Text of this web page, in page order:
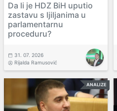
Da li je HDZ BiH uputio
zastavu s ljiljanima u
parlamentarnu
proceduru?
31. 07. 2026
Rijalda Ramusović
ANALIZE